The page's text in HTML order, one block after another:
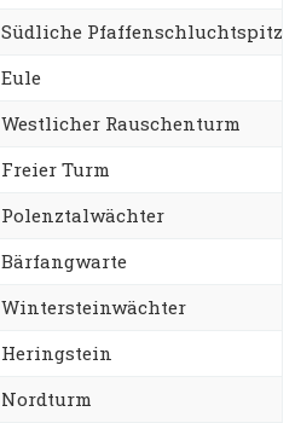
Südliche Pfaffenschluchtspitze
Eule
Westlicher Rauschenturm
Freier Turm
Polenztalwächter
Bärfangwarte
Wintersteinwächter
Heringstein
Nordturm